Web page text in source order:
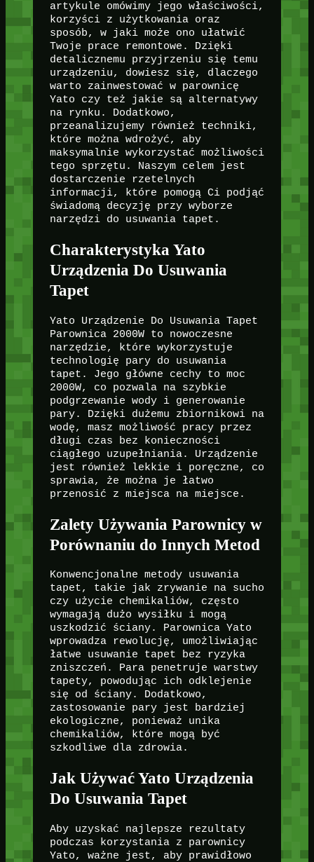
artykule omówimy jego właściwości,
korzyści z użytkowania oraz
sposób, w jaki może ono ułatwić
Twoje prace remontowe. Dzięki
detalicznemu przyjrzeniu się temu
urządzeniu, dowiesz się, dlaczego
warto zainwestować w parownicę
Yato czy też jakie są alternatywy
na rynku. Dodatkowo,
przeanalizujemy również techniki,
które można wdrożyć, aby
maksymalnie wykorzystać możliwości
tego sprzętu. Naszym celem jest
dostarczenie rzetelnych
informacji, które pomogą Ci podjąć
świadomą decyzję przy wyborze
narzędzi do usuwania tapet.
Charakterystyka Yato
Urządzenia Do Usuwania
Tapet
Yato Urządzenie Do Usuwania Tapet
Parownica 2000W to nowoczesne
narzędzie, które wykorzystuje
technologię pary do usuwania
tapet. Jego główne cechy to moc
2000W, co pozwala na szybkie
podgrzewanie wody i generowanie
pary. Dzięki dużemu zbiornikowi na
wodę, masz możliwość pracy przez
długi czas bez konieczności
ciągłego uzupełniania. Urządzenie
jest również lekkie i poręczne, co
sprawia, że można je łatwo
przenosić z miejsca na miejsce.
Zalety Używania Parownicy w
Porównaniu do Innych Metod
Konwencjonalne metody usuwania
tapet, takie jak zrywanie na sucho
czy użycie chemikaliów, często
wymagają dużo wysiłku i mogą
uszkodzić ściany. Parownica Yato
wprowadza rewolucję, umożliwiając
łatwe usuwanie tapet bez ryzyka
zniszczeń. Para penetruje warstwy
tapety, powodując ich odklejenie
się od ściany. Dodatkowo,
zastosowanie pary jest bardziej
ekologiczne, ponieważ unika
chemikaliów, które mogą być
szkodliwe dla zdrowia.
Jak Używać Yato Urządzenia
Do Usuwania Tapet
Aby uzyskać najlepsze rezultaty
podczas korzystania z parownicy
Yato, ważne jest, aby prawidłowo